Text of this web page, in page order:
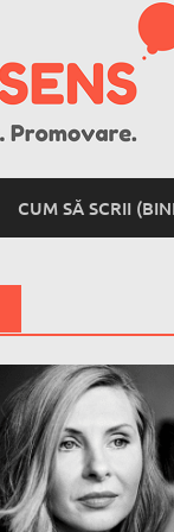
CUM SĂ SCRII